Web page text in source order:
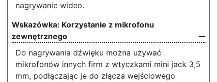
nagrywanie wideo.
Korzystanie z mikrofonu
zewnętrznego
Do nagrywania dźwięku można używać
mikrofonów innych firm z wtyczkami mini jack 3,5
mm, podłączając je do złącza wejściowego